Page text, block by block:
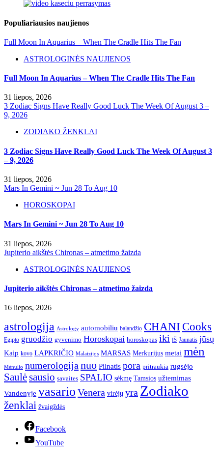
Populiariausios naujienos
Full Moon In Aquarius – When The Cradle Hits The Fan
ASTROLOGINĖS NAUJIENOS
Full Moon In Aquarius – When The Cradle Hits The Fan
31 liepos, 2026
3 Zodiac Signs Have Really Good Luck The Week Of August 3 –
9, 2026
ZODIAKO ŽENKLAI
3 Zodiac Signs Have Really Good Luck The Week Of August 3
– 9, 2026
31 liepos, 2026
Mars In Gemini ~ Jun 28 To Aug 10
HOROSKOPAI
Mars In Gemini ~ Jun 28 To Aug 10
31 liepos, 2026
Jupiterio aikštės Chironas – atmetimo žaizda
ASTROLOGINĖS NAUJIENOS
Jupiterio aikštės Chironas – atmetimo žaizda
16 liepos, 2026
astrologija Astrology automobiliu balandžio CHANI Cooks
Egipto gruodžio gyvenimo Horoskopai horoskopas iki IŠ Jaunatis jūsų
Kaip kovo LAPKRIČIO Malaizijos MARSAS Merkurijus metai mėn
Mėnulio numerologija nuo Pilnatis pora pritraukia rugsėjo
Saulėsausio savaites SPALIO sėkmę Tamsios užtemimas
Vandenyje vasario Venera virėjų yra Zodiako
ženklai žvaigždės
Facebook
YouTube